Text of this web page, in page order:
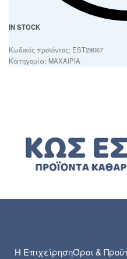
IN STOCK
EST29067
Κατηγορία: ΜΑΧΑΙΡΙΑ
Η ΕπιχείρησηΌροι &